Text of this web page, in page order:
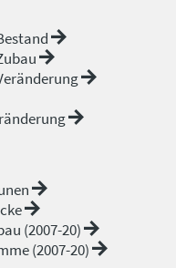
(2007-20)
(2007-20)